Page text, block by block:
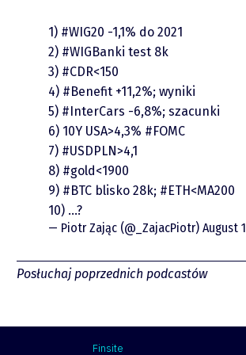
Video
piotrek.zajac@pm.me
Twitter
YouTube
1) #WIG20 -1,1% do 2021
2) #WIGBanki test 8k
3) #CDR<150
4) #Benefit +11,2%; wyniki
5) #InterCars -6,8%; szacunki
6) 10Y USA>4,3% #FOMC
7) #USDPLN>4,1
8) #gold<1900
9) #BTC blisko 28k; #ETH<MA200
10) …?
— Piotr Zając (@_ZajacPiotr) August
Posłuchaj poprzednich podcastów
Finsite